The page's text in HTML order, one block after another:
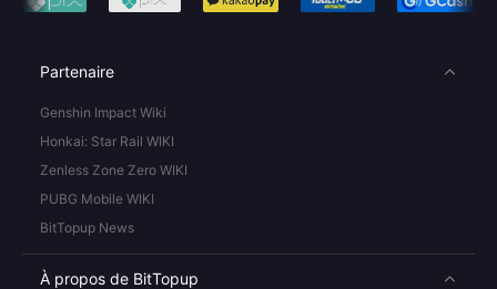
Partenaire
Genshin Impact Wiki
Honkai: Star Rail WIKI
Zenless Zone Zero WIKI
PUBG Mobile WIKI
BitTopup News
À propos de BitTopup